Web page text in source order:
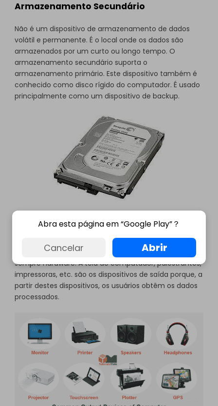
Armazenamento Secundário
Não é um dispositivo de armazenamento de dados
volátil e permanente. É o local onde os dados são
armazenados por um curto ou longo tempo. O
armazenamento secundário suporta o
armazenamento primário. Este dispositivo também é
conhecido como disco rígido do computador. É usado
principalmente como um dispositivo de backup.
Unidade de Saída
A unidade de saída é o local através do qual o sistema
computacional produz os dados. A unidade de saída é
sempre hardware. A tela do computador, palestrantes,
impressoras, etc. são os dispositivos de saída porque, a
partir destes dispositivos, os usuários obtêm os dados
processados.
Abra esta página em “Google Play”？
Cancelar Abrir